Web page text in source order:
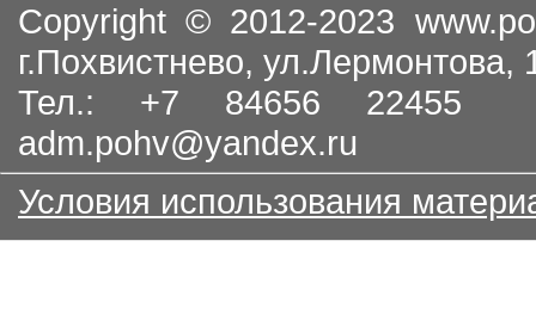
Copyright © 2012-2023
г.Похвистнево, ул.Лермонтова,
Тел.: +7 84656
adm.pohv@yandex.ru
Условия использования